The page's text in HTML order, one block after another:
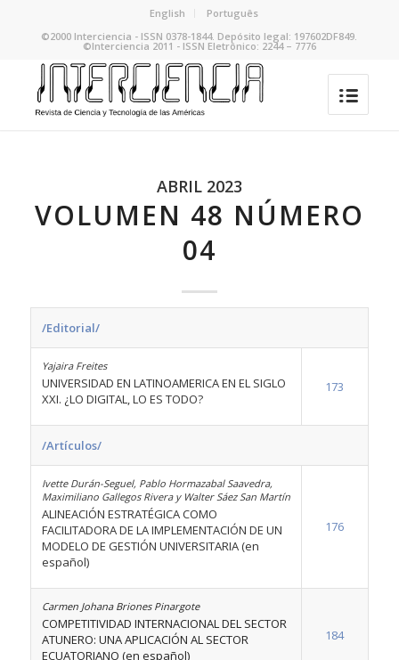
English
Português
©2000 Interciencia - ISSN 0378-1844. Depósito legal: 197602DF849.
©Interciencia 2011 - ISSN Eletrônico: 2244 – 7776
ABRIL 2023
VOLUMEN 48 NÚMERO
04
/Editorial/
Yajaira Freites
UNIVERSIDAD EN LATINOAMERICA EN EL SIGLO
XXI. ¿LO DIGITAL, LO ES TODO?
173
/Artículos/
Ivette Durán-Seguel, Pablo Hormazabal Saavedra,
Maximiliano Gallegos Rivera y Walter Sáez San Martín
ALINEACIÓN ESTRATÉGICA COMO
FACILITADORA DE LA IMPLEMENTACIÓN DE UN
MODELO DE GESTIÓN UNIVERSITARIA (en
español)
176
Carmen Johana Briones Pinargote
COMPETITIVIDAD INTERNACIONAL DEL SECTOR
ATUNERO: UNA APLICACIÓN AL SECTOR
ECUATORIANO (en español)
184